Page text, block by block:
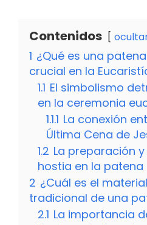
Contenidos
1 ¿Qué es una
crucial en la
1.1 El simbolismo
en la ceremonia
1.1.1 La conexión
Última Cena de
1.2 La preparación
hostia en la patena
2 ¿Cuál es el
tradicional de una
2.1 La importancia